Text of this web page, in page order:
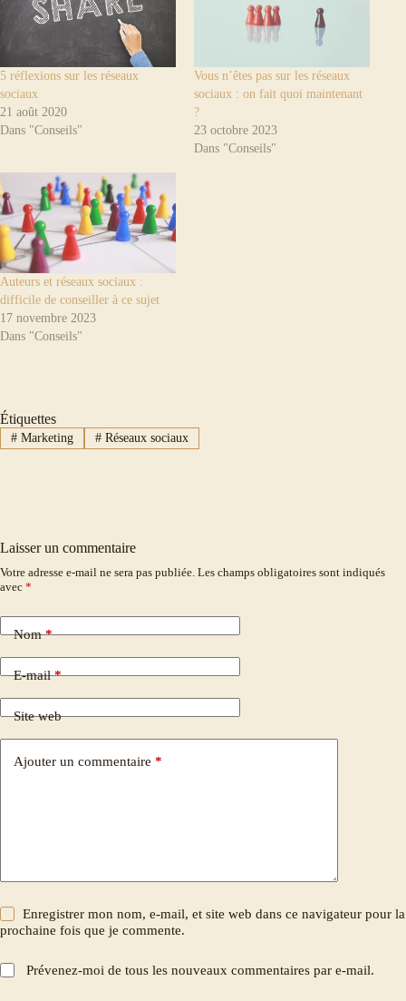
5 réflexions sur les réseaux
sociaux
21 août 2020
Dans "Conseils"
Vous n’êtes pas sur les réseaux
sociaux : on fait quoi maintenant
?
23 octobre 2023
Dans "Conseils"
Auteurs et réseaux sociaux :
difficile de conseiller à ce sujet
17 novembre 2023
Dans "Conseils"
Étiquettes
#Marketing #Réseaux sociaux
Laisser un commentaire
Votre adresse e-mail ne sera pas publiée. Les champs obligatoires sont indiqués
avec *
Nom*
E-mail*
Site web
Ajouter un commentaire *
Enregistrer mon nom, e-mail, et site web dans ce navigateur pour la
prochaine fois que je commente.
Prévenez-moi de tous les nouveaux commentaires par e-mail.